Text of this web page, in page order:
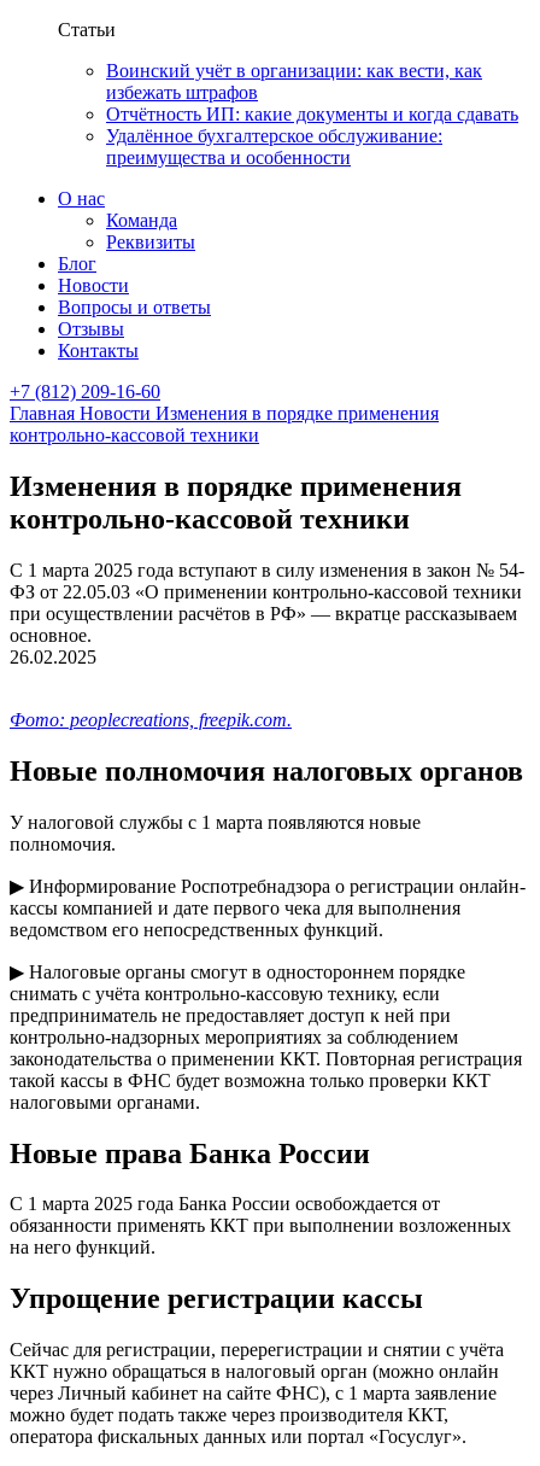
Статьи
Воинский учёт в организации: как вести, как
избежать штрафов
Отчётность ИП: какие документы и когда сдавать
Удалённое бухгалтерское обслуживание:
преимущества и особенности
О нас
Команда
Реквизиты
Блог
Новости
Вопросы и ответы
Отзывы
Контакты
+7 (812) 209-16-60
Главная Новости Изменения в порядке применения
контрольно-кассовой техники
Изменения в порядке применения
контрольно-кассовой техники
С 1 марта 2025 года вступают в силу изменения в закон № 54-
ФЗ от 22.05.03 «О применении контрольно-кассовой техники
при осуществлении расчётов в РФ» — вкратце рассказываем
основное.
26.02.2025
Фото: peoplecreations, freepik.com.
Новые полномочия налоговых органов
У налоговой службы с 1 марта появляются новые
полномочия.
▶ Информирование Роспотребнадзора о регистрации онлайн-
кассы компанией и дате первого чека для выполнения
ведомством его непосредственных функций.
▶ Налоговые органы смогут в одностороннем порядке
снимать с учёта контрольно-кассовую технику, если
предприниматель не предоставляет доступ к ней при
контрольно-надзорных мероприятиях за соблюдением
законодательства о применении ККТ. Повторная регистрация
такой кассы в ФНС будет возможна только проверки ККТ
налоговыми органами.
Новые права Банка России
С 1 марта 2025 года Банка России освобождается от
обязанности применять ККТ при выполнении возложенных
на него функций.
Упрощение регистрации кассы
Сейчас для регистрации, перерегистрации и снятии с учёта
ККТ нужно обращаться в налоговый орган (можно онлайн
через Личный кабинет на сайте ФНС), с 1 марта заявление
можно будет подать также через производителя ККТ,
оператора фискальных данных или портал «Госуслуг».